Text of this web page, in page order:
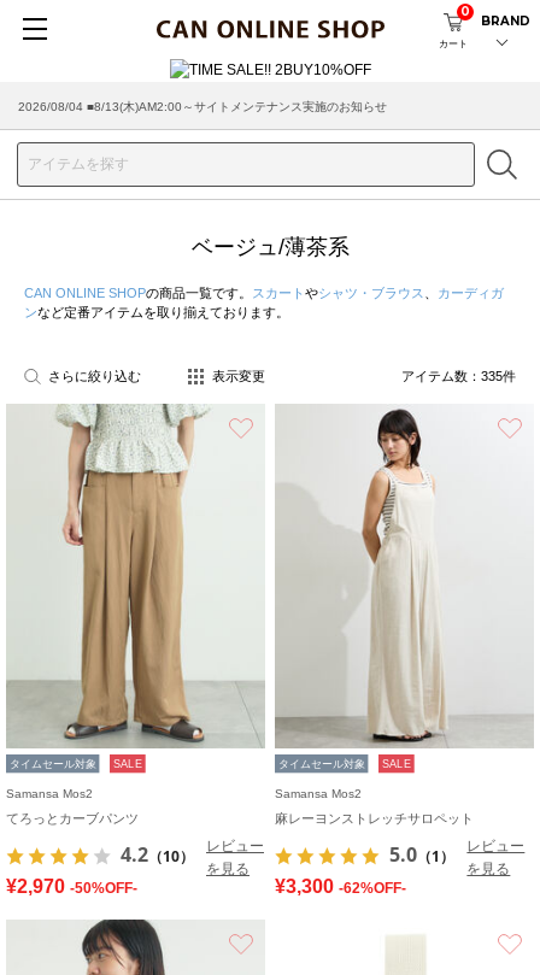
カート
0
BRAND
2026/07/29 ■【お知らせ】ヤマト運輸の配送遅延・停止について
ベージュ/薄茶系
CAN ONLINE SHOPの商品一覧です。 スカート やシャツ・ブラウス
カーディガ
ンなど定番アイテムを取り揃えております。
さらに絞り込む 表示変更 アイテム数： 335件
タイムセール対象 SALE
Samansa Mos2
てろっとカーブパンツ
4.2 （10）
レビュー
を見る
¥2,970 -50%OFF-
タイムセール対象 SALE
Samansa Mos2
麻レーヨンストレッチサロペット
5.0 （1）
レビュー
を見る
¥3,300 -62%OFF-